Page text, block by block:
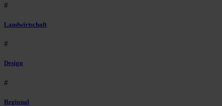
#
Landwirtschaft
#
Design
#
Regional